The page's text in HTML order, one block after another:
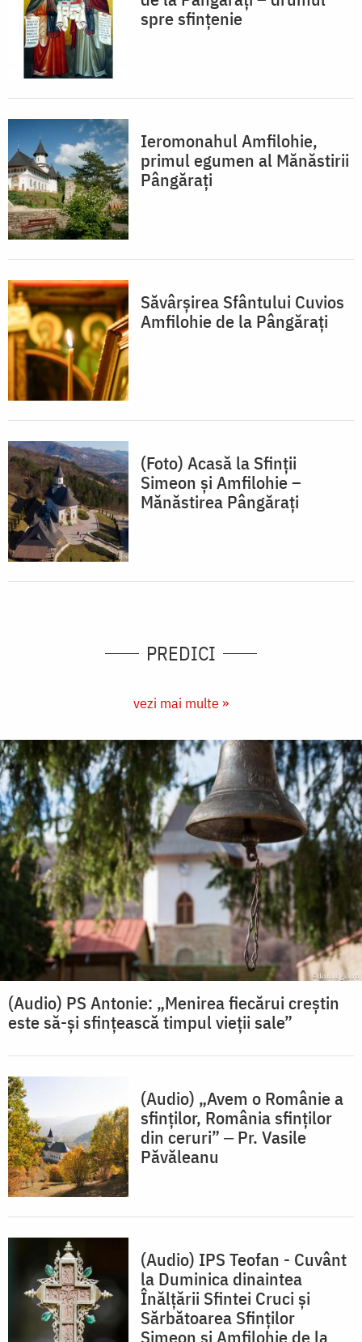
spre sfințenie
Ieromonahul Amfilohie,
primul egumen al Mănăstirii
Pângărați
Săvârșirea Sfântului Cuvios
Amfilohie de la Pângărați
(Foto) Acasă la Sfinții
Simeon și Amfilohie –
Mănăstirea Pângărați
PREDICI
vezi mai multe »
(Audio) PS Antonie: „Menirea fiecărui creștin
este să-și sfințească timpul vieții sale”
(Audio) „Avem o Românie a
sfinților, România sfinților
din ceruri” ‒ Pr. Vasile
Păvăleanu
(Audio) IPS Teofan - Cuvânt
la Duminica dinaintea
Înălțării Sfintei Cruci şi
Sărbătoarea Sfinţilor
Simeon şi Amfilohie de la